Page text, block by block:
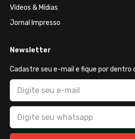
Vídeos & Mídias
Jornal Impresso
Newsletter
Cadastre seu e-mail e fique por dentro